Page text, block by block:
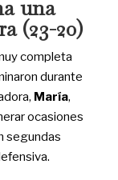
una
(23-20)
completa
durante
María,
ocasiones
segundas